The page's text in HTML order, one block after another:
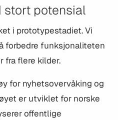
stort potensial
i prototypestadiet. Vi
forbedre funksjonaliteten
fra flere kilder.
for nyhetsovervåking og
er utviklet for norske
offentlige